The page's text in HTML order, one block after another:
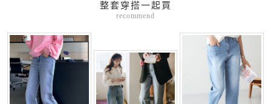
整套穿搭一起買
recommend